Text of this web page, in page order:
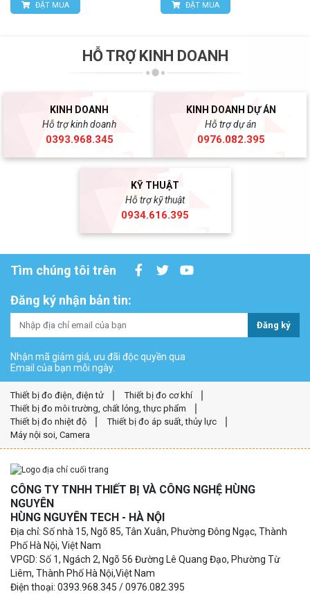
ĐẶT MUA ĐẶT MUA
HỖ TRỢ KINH DOANH
KINH DOANH
Hỗ trợ kinh doanh
0393.968.345
KINH DOANH DỰ ÁN
Hỗ trợ dự án
0976.082.395
KỸ THUẬT
Hỗ trợ kỹ thuật
0934.616.395
Tìm chúng tôi trên
Đăng ký nhận bản tin:
Đăng ký
Nhận mã giảm giá, ưu đãi độc quyền qua
Email của bạn mỗi ngày.
Thiết bị đo điện, điện tử
Thiết bị đo cơ khí
Thiết bị đo môi trường, chất lỏng, thực phẩm
Thiết bị đo nhiệt độ
Thiết bị đo áp suất, thủy lực
Máy nội soi, Camera
CÔNG TY TNHH THIẾT BỊ VÀ CÔNG NGHỆ HÙNG
NGUYÊN
HÙNG NGUYÊN TECH - HÀ NỘI
Địa chỉ: Số nhà 15, Ngõ 85, Tân Xuân, Phường Đông Ngạc, Thành
Phố Hà Nội, Việt Nam
VPGD: Số 1, Ngách 2, Ngõ 56 Đường Lê Quang Đạo, Phường Từ
Liêm, Thành Phố Hà Nội,Việt Nam
Điện thoại: 0393.968.345 / 0976.082.395